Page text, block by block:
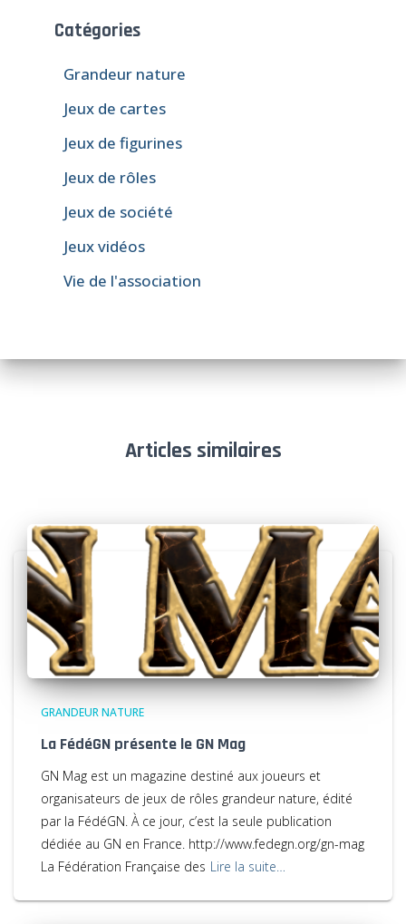
Catégories
Grandeur nature
Jeux de cartes
Jeux de figurines
Jeux de rôles
Jeux de société
Jeux vidéos
Vie de l'association
Articles similaires
GRANDEUR NATURE
La FédéGN présente le GN Mag
GN Mag est un magazine destiné aux joueurs et
organisateurs de jeux de rôles grandeur nature, édité
par la FédéGN. À ce jour, c’est la seule publication
dédiée au GN en France. http://www.fedegn.org/gn-mag
La Fédération Française des Lire la suite…